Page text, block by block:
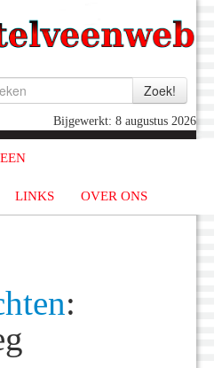
Bijgewerkt: 8 augustus 2026
LINKS OVER ONS
: